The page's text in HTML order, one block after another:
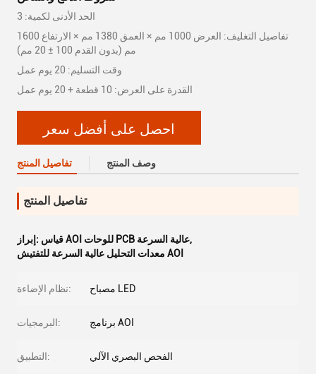
الحد الأدنى لكمية: 3
تفاصيل التغليف: العرض 1000 مم × العمق 1380 مم × الارتفاع 1600
مم (بدون القدم 100 ± 20 مم)
وقت التسليم: 20 يوم عمل
القدرة على العرض: 10 قطعة + 20 يوم عمل
احصل على أفضل سعر
تفاصيل المنتج وصف المنتج
تفاصيل المنتج
إبراز: قياس AOI للوحات PCB عالية السرعة,
معدات التحليل عالية السرعة للتفتيش AOI
نظام الإضاءة: مصباح LED
البرمجيات: برنامج AOI
التطبيق: الفحص البصري الآلي